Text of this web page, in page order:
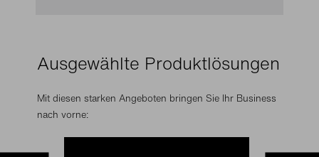
Ausgewählte Produktlösungen
Mit diesen starken Angeboten bringen Sie Ihr Business
nach vorne: